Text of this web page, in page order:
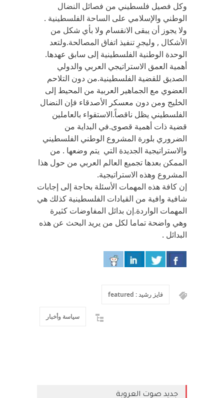
وكل فصيل فلسطيني من فصائل النضال
الوطني والإسلامي على الساحة الفلسطينية .
ولا يجوز أن يبقى الانقسام ولا بأي شكل من
الأشكال , وليجرِ تنفيذ اتفاق المصالحة.ولتعد
الوحدة الوطنية الفلسطينية إلى سابق عهدها.
أهمية العمق الاستراتيجي العربي والدولي
الصديق للقضية الفلسطينية.من دون التلاحم
العضوي مع الجماهير العربية من المحيط إلى
الخليج ومن دون معسكر الأصدقاء فإن النضال
الفلسطيني يظل ناقصاً.الاستقواء بالعاملين
قضية ذات أهمية قصوى.في البداية من
الضروري بلورة المشروع الوطني الفلسطيني
والاستراتيجية الجديدة التي يتم وضعها . من
الممكن بعدها تجميع العالم العربي من حول هذا
المشروع وهذه الاستراتيجية.
إن كافة هذه المهمات الأسئلة بحاجة إلى إجابات
شافية وافية من القيادات الفلسطينية كذلك هي
المهمات الواردة.إن بدائل المفاوضات كثيرة
وهي واضحة تماما لكل من يريد البحث عن هذه
البدائل .
فايز رشيد : featured
سياسة وأخبار
جديد صوت العروبة